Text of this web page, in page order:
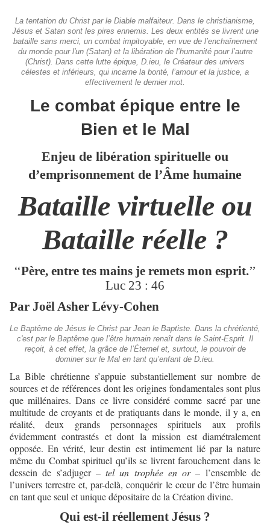
La tentation du Christ par le Diable malfaiteur. Dans le christianisme,
Jésus et Satan sont les pires ennemis. Les deux entités se livrent une
bataille sans merci, un combat impitoyable, en vue de l’enchaînement
du monde pour l'un (Satan) et la libération de l’humanité pour l’autre
(Christ). Dans cette lutte épique, D.ieu, le Créateur des univers
célestes et inférieurs, qui incarne la bonté, l’amour et la justice, a
effectivement le dernier mot.
Le combat épique entre le
Bien et le Mal
Enjeu de libération spirituelle ou
d’emprisonnement de l’Âme humaine
Bataille virtuelle ou
Bataille réelle ?
‘‘Père, entre tes mains je remets mon esprit.’’
Luc 23 : 46
Par Joël Asher Lévy-Cohen
Le Baptême de Jésus le Christ par Jean le Baptiste. Dans la chrétienté,
c'est par le Baptême que l’être humain renaît dans le Saint-Esprit. Il
reçoit, à cet effet, la grâce de l’Éternel et, surtout, le pouvoir de
dominer sur le Mal en tant qu’enfant de D.ieu.
La Bible chrétienne s’appuie substantiellement sur nombre de
sources et de références dont les origines fondamentales sont plus
que millénaires. Dans ce livre considéré comme sacré par une
multitude de croyants et de pratiquants dans le monde, il y a, en
réalité, deux grands personnages spirituels aux profils
évidemment contrastés et dont la mission est diamétralement
opposée. En vérité, leur destin est intimement lié par la nature
même du Combat spirituel qu’ils se livrent farouchement dans le
dessein de s’adjuger –tel un trophée en or– l’ensemble de
l’univers terrestre et, par-delà, conquérir le cœur de l’être humain
en tant que seul et unique dépositaire de la Création divine.
Qui est-il réellement Jésus ?